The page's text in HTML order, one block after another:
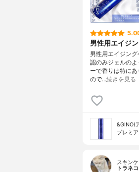
男性用エイジ
男性用エイジン
認のみジェルの
ーで香りは特に
ので…続きを見る
&GINO(
プレミ
スキン
トラネコ